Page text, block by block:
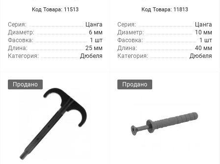
Код Товара: 11513
Серия:
Цанга
Диаметр:
6 мм
Фасовка:
1 шт
Длина:
25 мм
Категория:
Дюбеля
Код Товара: 11813
Серия:
Цанга
Диаметр:
10 мм
Фасовка:
1 шт
Длина:
40 мм
Категория:
Дюбеля
Продано Продано